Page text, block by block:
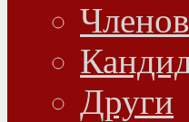
Други